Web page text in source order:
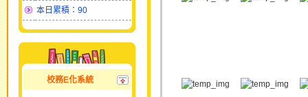
本日累積：90
校務E化系統